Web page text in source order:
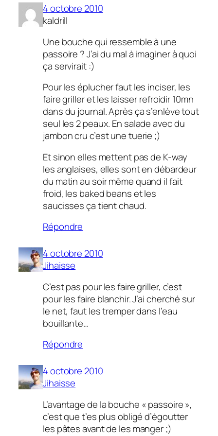
4 octobre 2010
kaldrill
Une bouche qui ressemble à une
passoire ? J’ai du mal à imaginer à quoi
ça servirait :)
Pour les éplucher faut les inciser, les
faire griller et les laisser refroidir 10mn
dans du journal. Après ça s’enlève tout
seul les 2 peaux. En salade avec du
jambon cru c’est une tuerie ;)
Et sinon elles mettent pas de K-way
les anglaises, elles sont en débardeur
du matin au soir même quand il fait
froid, les baked beans et les
saucisses ça tient chaud.
Répondre
4 octobre 2010
Jihaisse
C’est pas pour les faire griller, c’est
pour les faire blanchir. J’ai cherché sur
le net, faut les tremper dans l’eau
bouillante…
Répondre
4 octobre 2010
Jihaisse
L’avantage de la bouche « passoire »,
c’est que t’es plus obligé d’égoutter
les pâtes avant de les manger ;)